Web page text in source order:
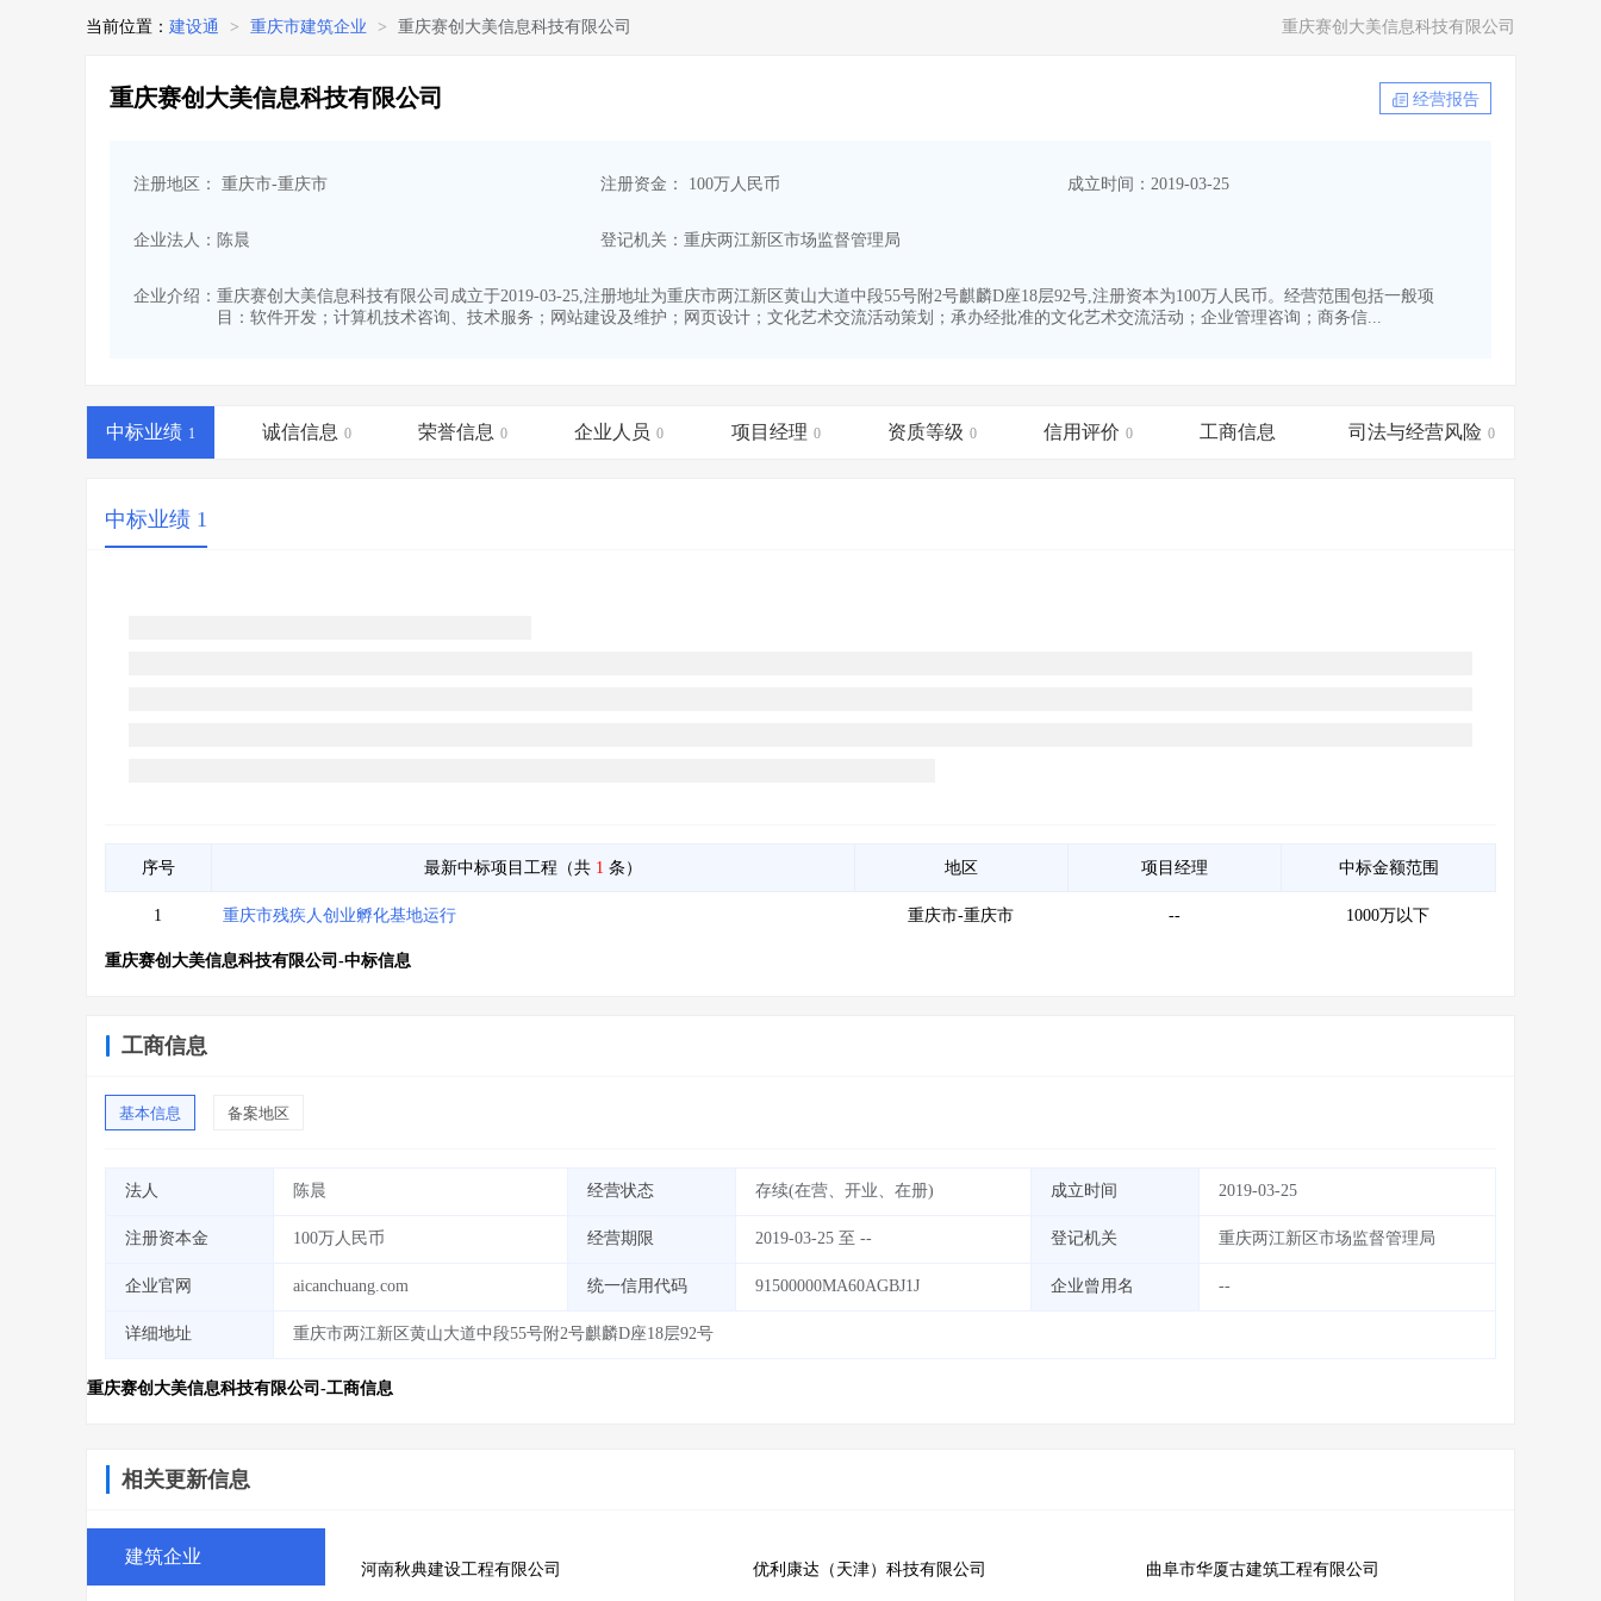
当前位置： 建设通 > 重庆市建筑企业 > 重庆赛创大美信息科技有限公司 重庆赛创大美信息科技有限公司
重庆赛创大美信息科技有限公司 经营报告
注册地区： 重庆市-重庆市 注册资金： 100万人民币 成立时间：2019-03-25
企业法人：陈晨 登记机关：重庆两江新区市场监督管理局
企业介绍： 重庆赛创大美信息科技有限公司成立于2019-03-25,注册地址为重庆市两江新区黄山大道中段55号附2号麒麟D座18层92号,注册资本为100万人民币。经营范围包括一般项
目：软件开发；计算机技术咨询、技术服务；网站建设及维护；网页设计；文化艺术交流活动策划；承办经批准的文化艺术交流活动；企业管理咨询；商务信...
中标业绩 1 诚信信息 0 荣誉信息 0 企业人员 0 项目经理 0 资质等级 0 信用评价 0 工商信息 司法与经营风险 0
中标业绩 1
序号 最新中标项目工程（共 1 条） 地区 项目经理 中标金额范围
1 重庆市残疾人创业孵化基地运行 重庆市-重庆市 -- 1000万以下
重庆赛创大美信息科技有限公司-中标信息
工商信息
基本信息 备案地区
法人 陈晨 经营状态 存续(在营、开业、在册) 成立时间 2019-03-25
注册资本金 100万人民币 经营期限 2019-03-25 至 -- 登记机关 重庆两江新区市场监督管理局
企业官网 aicanchuang.com 统一信用代码 91500000MA60AGBJ1J 企业曾用名 --
详细地址 重庆市两江新区黄山大道中段55号附2号麒麟D座18层92号
重庆赛创大美信息科技有限公司-工商信息
相关更新信息
建筑企业
河南秋典建设工程有限公司 优利康达（天津）科技有限公司 曲阜市华厦古建筑工程有限公司